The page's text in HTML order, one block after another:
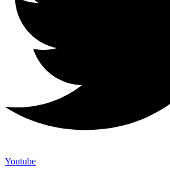
Youtube